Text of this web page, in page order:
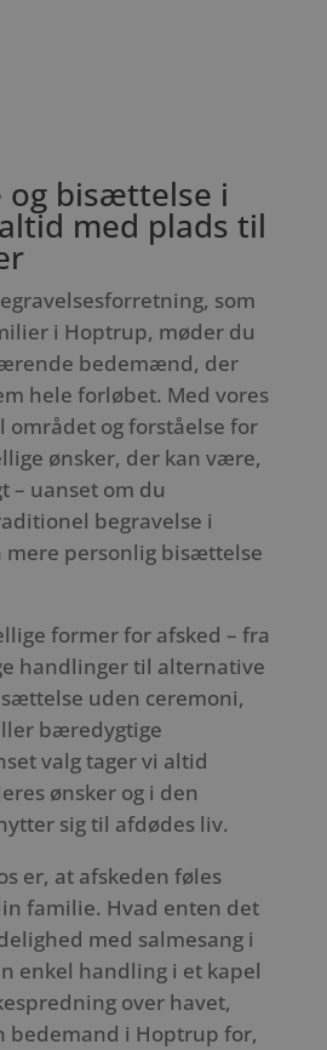
og bisættelse i
med plads til
som
i Hoptrup, møder du
bedemænd, der
hele forløbet. Med vores
området og forståelse for
ønsker, der kan være,
– uanset om du
begravelse i
personlig bisættelse
former for afsked – fra
handlinger til alternative
uden ceremoni,
bæredygtige
valg tager vi altid
ønsker og i den
sig til afdødes liv.
er, at afskeden føles
familie. Hvad enten det
med salmesang i
enkel handling i et kapel
over havet,
bedemand i Hoptrup for,